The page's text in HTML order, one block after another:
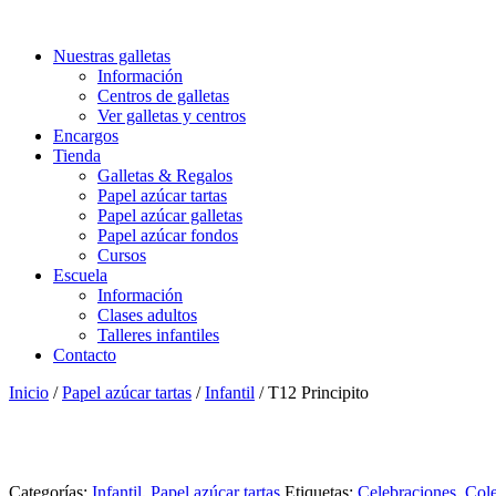
Nuestras galletas
Información
Centros de galletas
Ver galletas y centros
Encargos
Tienda
Galletas & Regalos
Papel azúcar tartas
Papel azúcar galletas
Papel azúcar fondos
Cursos
Escuela
Información
Clases adultos
Talleres infantiles
Contacto
Inicio /Papel azúcar tartas /Infantil / T12 Principito
Categorías: Infantil, Papel azúcar tartas Etiquetas: Celebraciones,